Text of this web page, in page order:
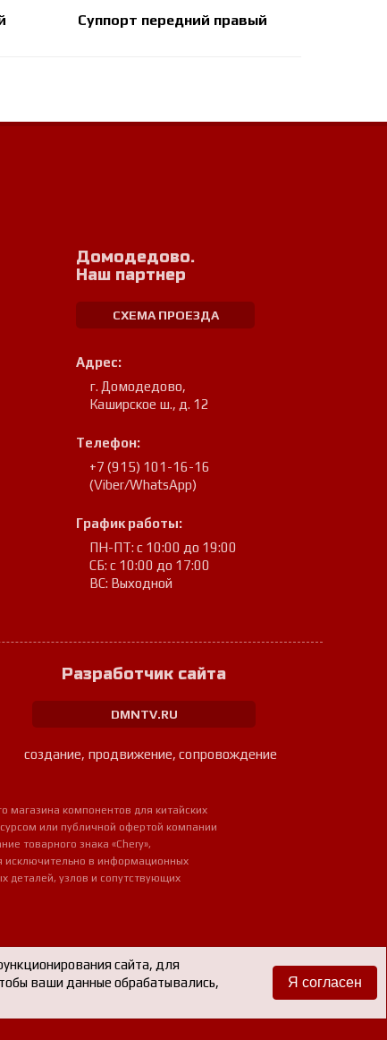
Суппорт передний правый
Домодедово.
Наш партнер
СХЕМА ПРОЕЗДА
Адрес:
г. Домодедово,
Каширское ш., д. 12
Телефон:
+7 (915) 101-16-16
(Viber/WhatsApp)
График работы:
ПН-ПТ: с 10:00 до 19:00
СБ: с 10:00 до 17:00
ВС: Выходной
Разработчик сайта
DMNTV.RU
создание, продвижение, сопровождение
магазина компонентов для китайских
или публичной офертой компании
товарного знака «Chery»,
исключительно в информационных
деталей, узлов и сопутствующих
сайта, для
ваши данные обрабатывались,
Я согласен